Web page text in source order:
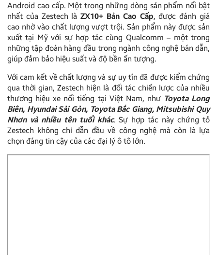
Android cao cấp. Một trong những dòng sản phẩm nổi bật
nhất của Zestech làZX10+ Bản Cao Cấp, được đánh giá
cao nhờ vào chất lượng vượt trội. Sản phẩm này được sản
xuất tại Mỹ với sự hợp tác cùng Qualcomm – một trong
những tập đoàn hàng đầu trong ngành công nghệ bán dẫn,
giúp đảm bảo hiệu suất và độ bền ấn tượng.
Với cam kết về chất lượng và sự uy tín đã được kiểm chứng
qua thời gian, Zestech hiện là đối tác chiến lược của nhiều
thương hiệu xe nổi tiếng tại Việt Nam, nhưToyota Long
Biên, Hyundai Sài Gòn, Toyota Bắc Giang, Mitsubishi Quy
Nhơn và nhiều tên tuổi khác. Sự hợp tác này chứng tỏ
Zestech không chỉ dẫn đầu về công nghệ mà còn là lựa
chọn đáng tin cậy của các đại lý ô tô lớn.